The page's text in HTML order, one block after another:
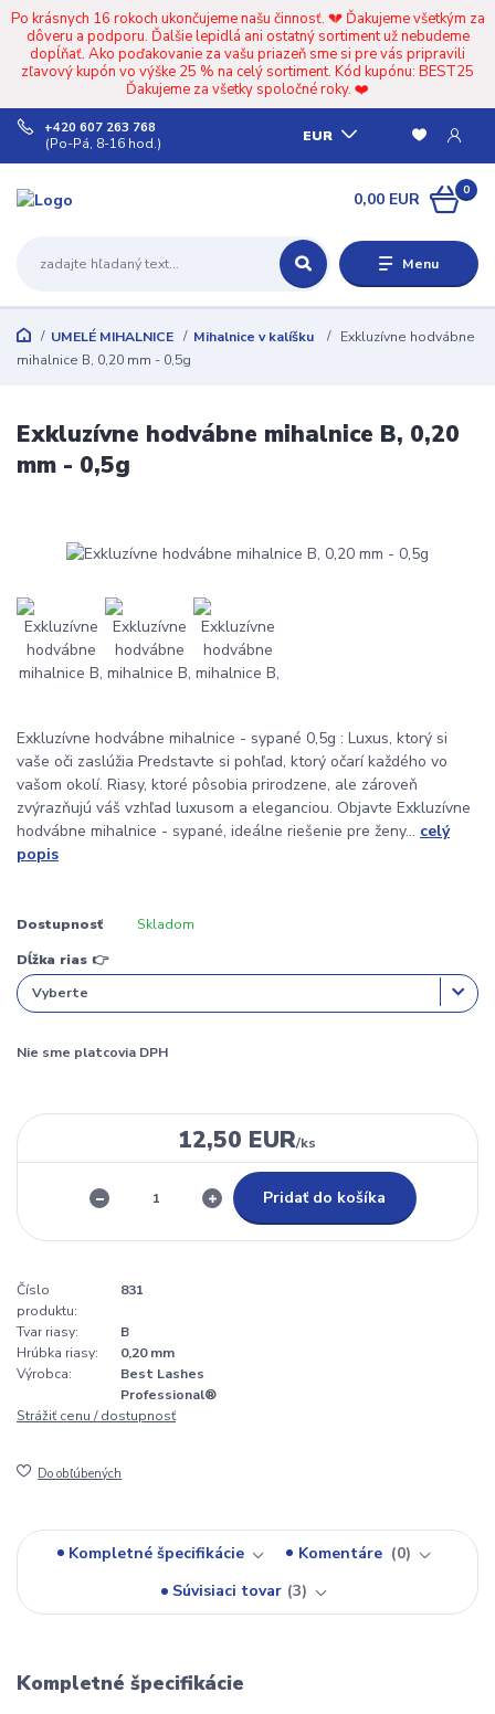
Po krásnych 16 rokoch ukončujeme našu činnosť. 💔 Ďakujeme všetkým za
dôveru a podporu. Ďalšie lepidlá ani ostatný sortiment už nebudeme
dopĺňať. Ako poďakovanie za vašu priazeň sme si pre vás pripravili
zľavový kupón vo výške 25 % na celý sortiment. Kód kupónu: BEST25
Ďakujeme za všetky spoločné roky. ❤️
Menu
EUR
+420 607 263 768
(Po-Pá, 8-16 hod.)
0
0,00 EUR
UMELÉ MIHALNICE Mihalnice v kalíšku
Exkluzívne hodvábne
mihalnice B, 0,20 mm - 0,5g
Exkluzívne hodvábne mihalnice B, 0,20
mm - 0,5g
Exkluzívne hodvábne mihalnice - sypané 0,5g : Luxus, ktorý si
vaše oči zaslúžia Predstavte si pohľad, ktorý očarí každého vo
vašom okolí. Riasy, ktoré pôsobia prirodzene, ale zároveň
zvýrazňujú váš vzhľad luxusom a eleganciou. Objavte Exkluzívne
hodvábne mihalnice - sypané, ideálne riešenie pre ženy... celý
popis
Dostupnosť Skladom
Dĺžka rias 👉
Nie sme platcovia DPH
12,50 EUR/ks
Pridať do košíka
Číslo
produktu:
831
Tvar riasy:
B
Hrúbka riasy:
0,20 mm
Výrobca:
Best Lashes
Professional®
Strážiť cenu / dostupnosť
Do obľúbených
Kompletné špecifikácie Komentáre
0
Súvisiaci tovar 3
Kompletné špecifikácie